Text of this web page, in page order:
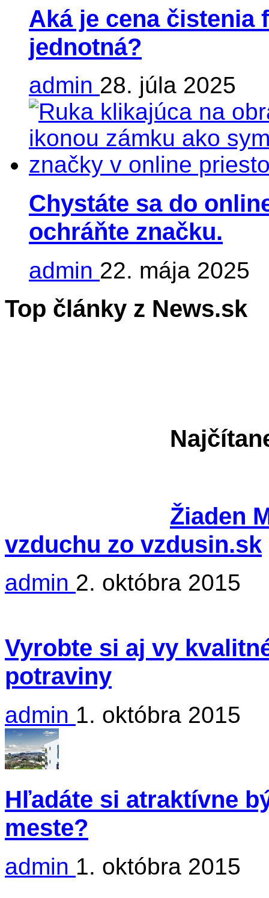
Aká je cena čistenia
jednotná?
admin 28. júla 2025
Chystáte sa do
ochráňte značku.
admin 22. mája 2025
Top články z News.sk
Žiaden
vzduchu zo vzdusin.sk
admin 2. októbra 2015
Vyrobte si aj vy
potraviny
admin 1. októbra 2015
Hľadáte si atraktívne
meste?
admin 1. októbra 2015